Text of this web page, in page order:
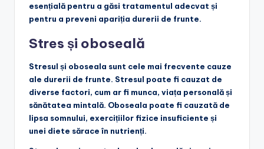
esențială pentru a găsi tratamentul adecvat și
pentru a preveni apariția durerii de frunte.
Stres și oboseală
Stresul și oboseala sunt cele mai frecvente cauze
ale durerii de frunte. Stresul poate fi cauzat de
diverse factori, cum ar fi munca, viața personală și
sănătatea mintală. Oboseala poate fi cauzată de
lipsa somnului, exercițiilor fizice insuficiente și
unei diete sărace în nutrienți.